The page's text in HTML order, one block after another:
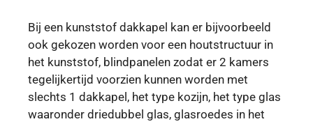
Bij een kunststof dakkapel kan er bijvoorbeeld
ook gekozen worden voor een houtstructuur in
het kunststof, blindpanelen zodat er 2 kamers
tegelijkertijd voorzien kunnen worden met
slechts 1 dakkapel, het type kozijn, het type glas
waaronder driedubbel glas, glasroedes in het